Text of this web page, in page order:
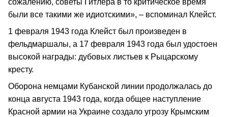
сожалению, советы Гитлера в то критическое время
были все такими же идиотскими», – вспоминал Клейст.
1 февраля 1943 года Клейст был произведен в
фельдмаршалы, а 17 февраля 1943 года был удостоен
высокой награды: дубовых листьев к Рыцарскому
кресту.
Оборона немцами Кубанской линии продолжалась до
конца августа 1943 года, когда общее наступление
Красной армии на Украине создало угрозу Крымским